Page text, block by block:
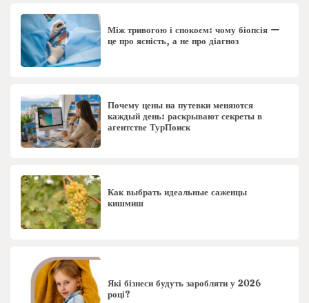
Між тривогою і спокоєм: чому біопсія —
це про ясність, а не про діагноз
Почему цены на путевки меняются
каждый день: раскрывают секреты в
агентстве ТурПоиск
Как выбрать идеальные саженцы
кишмиш
Які бізнеси будуть заробляти у 2026
році?